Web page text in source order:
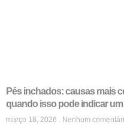
Pés inchados: causas mais
quando isso pode indicar
março 18, 2026 Nenhum